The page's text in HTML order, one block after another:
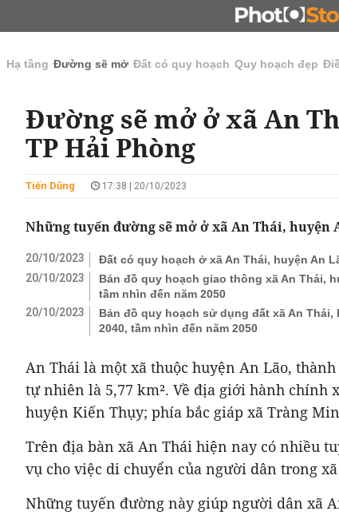
ĐẤU GIÁ - ĐẤU THẦU
Hạ tầng Đường sẽ mở Đất có quy hoạch Quy hoạch đẹp
Đường sẽ mở ở xã An
TP Hải Phòng
Tiến Dũng 17:38 | 20/10/2023
Những tuyến đường sẽ mở ở xã An Thái, huyện
20/10/2023
Đất có quy hoạch ở xã An Thái, huyện An
20/10/2023
Bản đồ quy hoạch giao thông xã An Thái,
tầm nhìn đến năm 2050
20/10/2023
Bản đồ quy hoạch sử dụng đất xã An Thái,
2040, tầm nhìn đến năm 2050
An Thái là một xã thuộc huyện An Lão,
tự nhiên là 5,77 km². Về địa giới hành chính
huyện Kiến Thụy; phía bắc giáp xã Tràng
Trên địa bàn xã An Thái hiện nay có nhiều
vụ cho việc di chuyển của người dân trong
Những tuyến đường này giúp người dân xã